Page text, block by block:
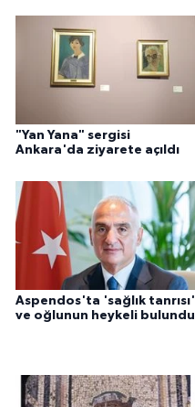
"Yan Yana" sergisi
Ankara'da ziyarete açıldı
Aspendos'ta 'sağlık tanrısı'
ve oğlunun heykeli bulundu